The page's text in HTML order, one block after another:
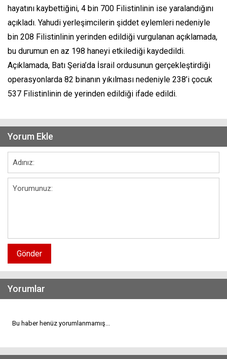
hayatını kaybettiğini, 4 bin 700 Filistinlinin ise yaralandığını
açıkladı. Yahudi yerleşimcilerin şiddet eylemleri nedeniyle
bin 208 Filistinlinin yerinden edildiği vurgulanan açıklamada,
bu durumun en az 198 haneyi etkilediği kaydedildi.
Açıklamada, Batı Şeria’da İsrail ordusunun gerçekleştirdiği
operasyonlarda 82 binanın yıkılması nedeniyle 238’i çocuk
537 Filistinlinin de yerinden edildiği ifade edildi.
Yorum Ekle
Gönder
Yorumlar
Bu haber henüz yorumlanmamış...